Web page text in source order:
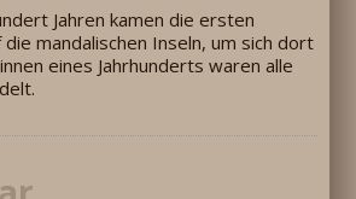
Jahren kamen die ersten
mandalischen Inseln, um sich dort
eines Jahrhunderts waren alle